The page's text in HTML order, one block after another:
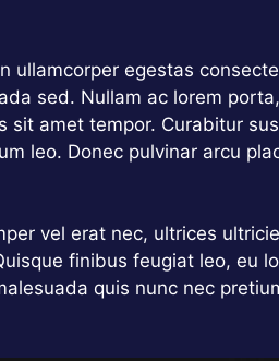
egestas
sed. Nullam ac lorem
amet tempor. Curabitur
leo. Donec pulvinar arcu
vel erat nec, ultrices
finibus feugiat leo, eu
quis nunc nec